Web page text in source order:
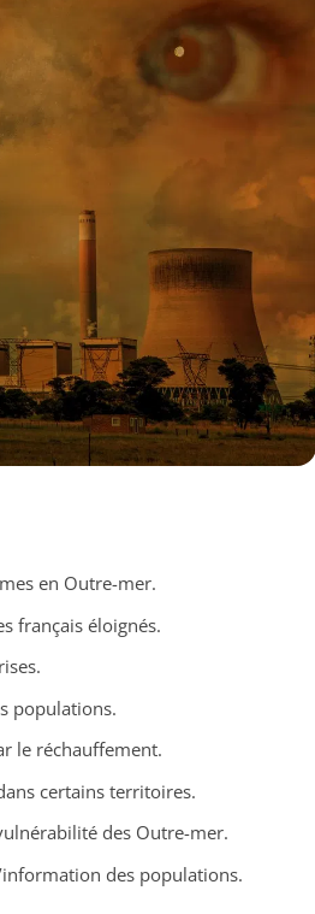
en Outre-mer.
français éloignés.
populations.
le réchauffement.
certains territoires.
des Outre-mer.
des populations.